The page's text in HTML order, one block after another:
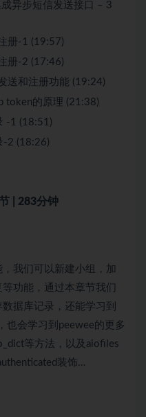
异步短信发送接口 – 3
册-1 (19:57)
册-2 (17:46)
送和注册功能 (19:24)
token的原理 (21:38)
-1 (18:51)
-2 (18:26)
| 283分钟
我们可以新建小组，加
功能，通过本章节我们
据库记录，还能学习到
也会学习到peewee的更多
等方法，以及aiofiles
装饰…